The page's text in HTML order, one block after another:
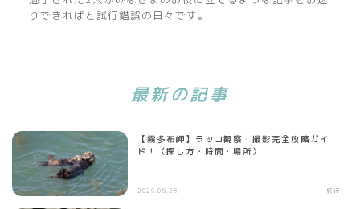
りできればと試行錯誤の日々です。
最新の記事
【霧多布岬】ラッコ観察・撮影完全攻略ガイ
ド！〈探し方・時間・場所〉
2026.06.28 旅行